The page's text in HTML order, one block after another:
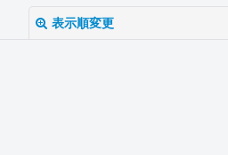
表示順変更